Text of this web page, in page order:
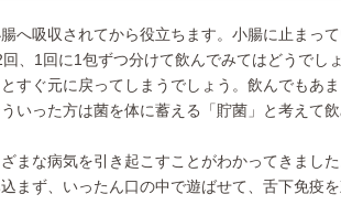
へ吸収されてから役立ちます。小腸に止まっ
、1回に1包ずつ分けて飲んでみてはどうでし
すぐ元に戻ってしまうでしょう。飲んでもあ
いった方は菌を体に蓄える「貯菌」と考えて
まな病気を引き起こすことがわかってきまし
まず、いったん口の中で遊ばせて、舌下免疫